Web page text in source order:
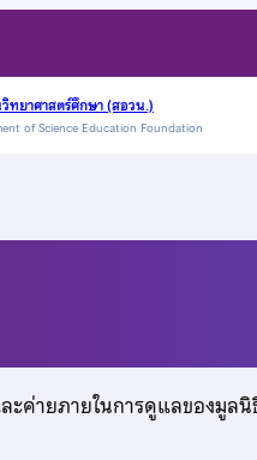
ทยาศาสตร์ศึกษา (สอวน.)
of Science Education Foundation
ะค่ายภายในการดูแลของมูล